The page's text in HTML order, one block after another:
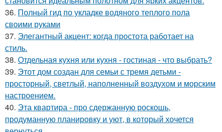
36. Полный гид по укладке водяного теплого пола
своими руками
37. Элегантный акцент: когда простота работает на
стиль.
38. Отдельная кухня или кухня - гостиная - что выбрать?
39. Этот дом создан для семьи с тремя детьми -
просторный, светлый, наполненный воздухом и морским
настроением.
40. Эта квартира - про сдержанную роскошь,
продуманную планировку и уют, в который хочется